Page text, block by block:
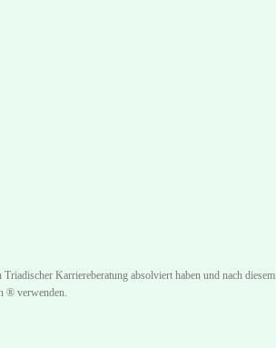
Karriereberatung absolviert haben und nach diesem
® verwenden.